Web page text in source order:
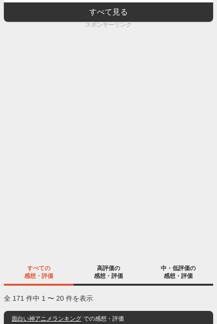
すべて見る
スポンサーリンク
すべての
感想・評価
高評価の
感想・評価
中・低評価の
感想・評価
全 171 件中 1 〜 20 件を表示
面白い神アニメランキング での感想・評価